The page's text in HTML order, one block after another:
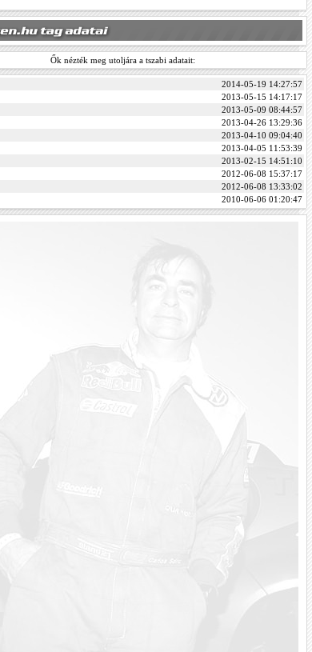
Ők nézték meg utoljára a tszabi adatait:
2014-05-19 14:27:57
2013-05-15 14:17:17
2013-05-09 08:44:57
2013-04-26 13:29:36
2013-04-10 09:04:40
2013-04-05 11:53:39
2013-02-15 14:51:10
2012-06-08 15:37:17
2012-06-08 13:33:02
2010-06-06 01:20:47